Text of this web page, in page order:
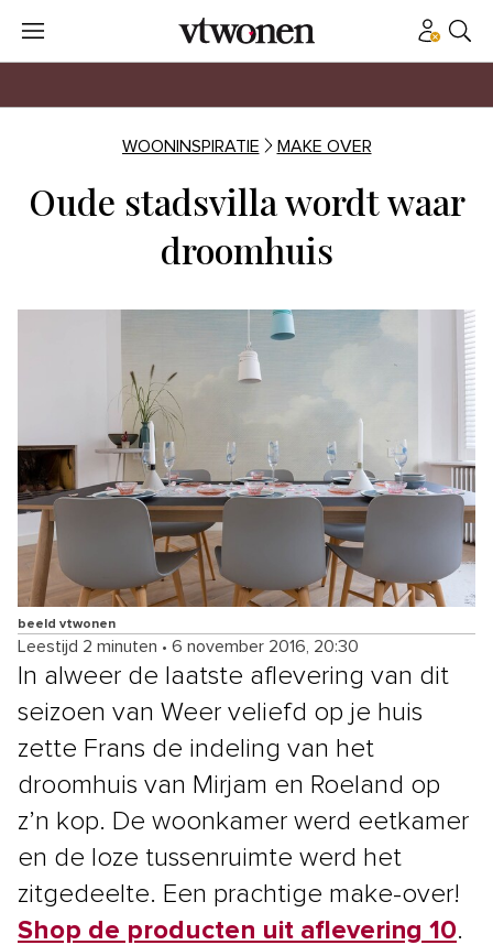
WOONINSPIRATIE MAKE OVER
Oude stadsvilla wordt waar
droomhuis
beeld vtwonen
Leestijd 2 minuten • 6 november 2016, 20:30
In alweer de laatste aflevering van dit
seizoen van Weer veliefd op je huis
zette Frans de indeling van het
droomhuis van Mirjam en Roeland op
z’n kop. De woonkamer werd eetkamer
en de loze tussenruimte werd het
zitgedeelte. Een prachtige make-over!
Shop de producten uit aflevering 10.